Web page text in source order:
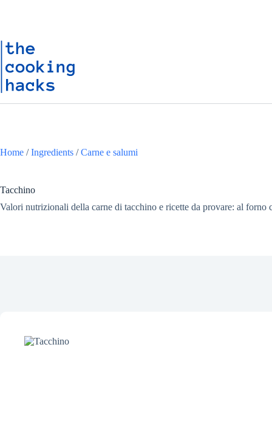
t
o
n
u
t
Home /Ingredients /Carne e salumi
Tacchino
Valori nutrizionali della carne di tacchino e ricette da provare: al forno